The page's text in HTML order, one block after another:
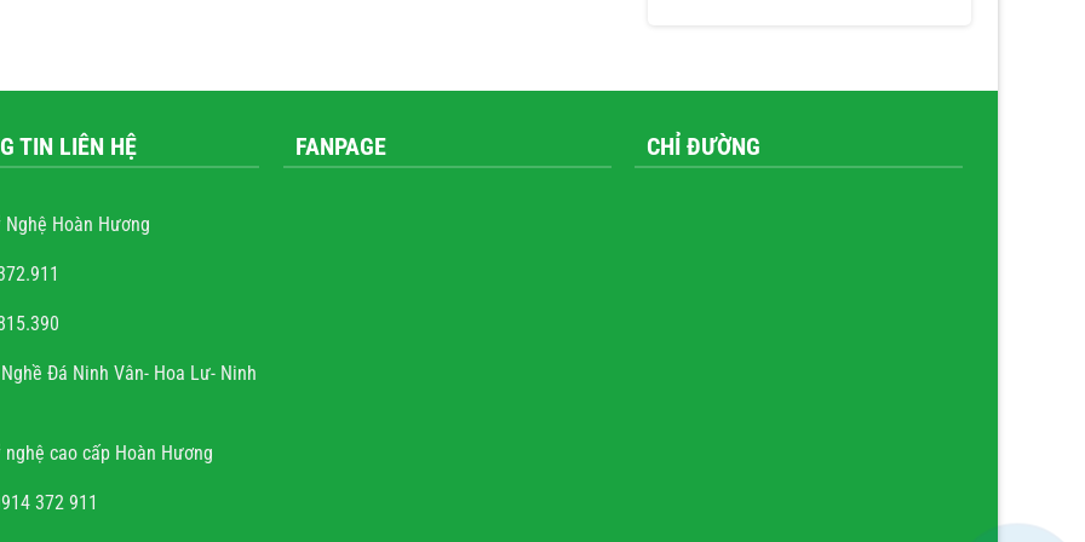
văn trọng
sự tài hoa của người
hẹn, chất lượng, uy
tín.
TIN LIÊN HỆ
Nghệ Hoàn Hương
Đá Ninh Vân- Hoa Lư- Ninh
nghệ cao cấp Hoàn Hương
372 911
FANPAGE CHỈ ĐƯỜNG